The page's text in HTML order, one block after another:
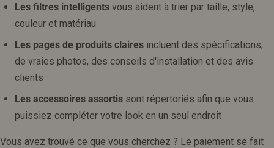
Les filtres intelligents vous aident à trier par taille, style,
couleur et matériau
Les pages de produits claires incluent des spécifications,
de vraies photos, des conseils d'installation et des avis
clients
Les accessoires assortis sont répertoriés afin que vous
puissiez compléter votre look en un seul endroit
Vous avez trouvé ce que vous cherchez ? Le paiement se fait